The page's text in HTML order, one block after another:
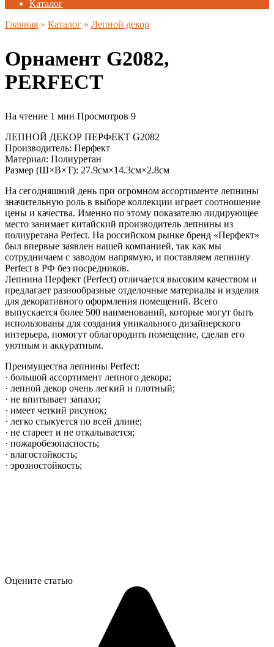
Каталог
Главная » Каталог » Лепной декор
Орнамент G2082,
PERFECT
На чтение 1 мин Просмотров 9
ЛЕПНОЙ ДЕКОР ПЕРФЕКТ G2082
Производитель: Перфект
Материал: Полиуретан
Размер (Ш×В×Т): 27.9см×14.3см×2.8см
На сегодняшний день при огромном ассортименте лепнины
значительную роль в выборе коллекции играет соотношение
цены и качества. Именно по этому показателю лидирующее
место занимает китайский производитель лепнины из
полиуретана Perfect. На российском рынке бренд «Перфект»
был впервые заявлен нашей компанией, так как мы
сотрудничаем с заводом напрямую, и поставляем лепнину
Perfect в РФ без посредников.
Лепнина Перфект (Perfect) отличается высоким качеством и
предлагает разнообразные отделочные материалы и изделия
для декоративного оформления помещений. Всего
выпускается более 500 наименований, которые могут быть
использованы для создания уникального дизайнерского
интерьера, помогут облагородить помещение, сделав его
уютным и аккуратным.
Преимущества лепнины Perfect:
· большой ассортимент лепного декора;
· лепной декор очень легкий и плотный;
· не впитывает запахи;
· имеет четкий рисунок;
· легко стыкуется по всей длине;
· не стареет и не откалывается;
· пожаробезопасность;
· влагостойкость;
· эрозиостойкость;
Оцените статью